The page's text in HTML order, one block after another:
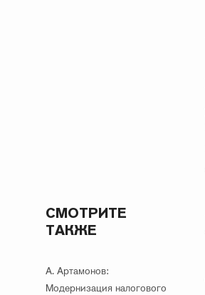
СМОТРИТЕ
ТАКЖЕ
А. Артамонов:
Модернизация налогового